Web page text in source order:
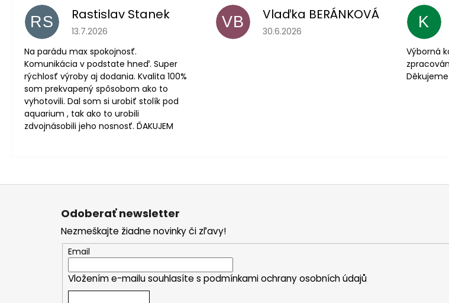
RS Rastislav Stanek
Hodnotenie obchodu je 5 z 5 hviezdičiek.
13.7.2026
Na parádu max spokojnosť.
Komunikácia v podstate hneď. Super
rýchlosť výroby aj dodania. Kvalita 100%
som prekvapený spôsobom ako to
vyhotovili. Dal som si urobiť stolík pod
aquarium , tak ako to urobili
zdvojnásobili jeho nosnosť. ĎAKUJEM
VB Vlaďka BERÁNKOVÁ
Hodnotenie obchodu je 5 z 5 hviezdičiek.
30.6.2026
K
Výborná
Z
Odoberať newsletter
Nezmeškajte žiadne novinky či zľavy!
Email
Vložením e-mailu souhlasíte s podmínkami ochrany osobních údajů